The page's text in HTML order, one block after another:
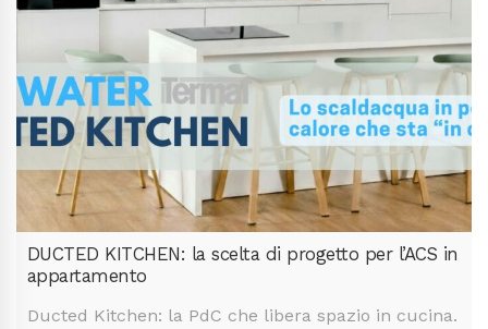
DUCTED KITCHEN: la scelta di progetto per l’ACS in
appartamento
Ducted Kitchen: la PdC che libera spazio in cucina.